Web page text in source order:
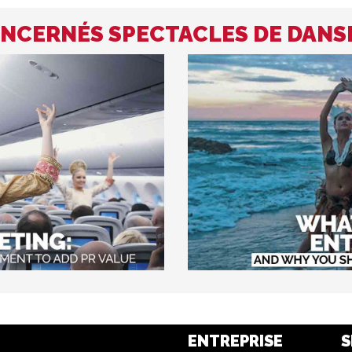
SPECTACLES DE
ENTREPRISE